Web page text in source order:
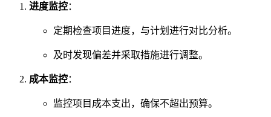
进度监控：
定期检查项目进度，与计划进行对比分析。
及时发现偏差并采取措施进行调整。
成本监控：
监控项目成本支出，确保不超出预算。